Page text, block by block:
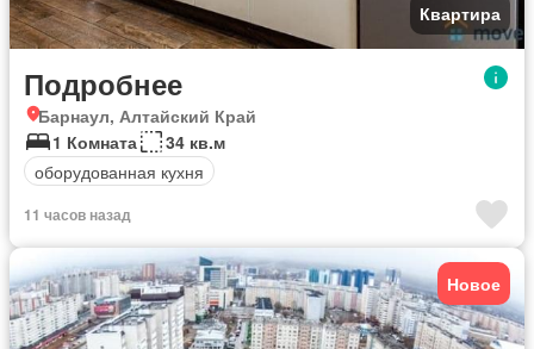
Квартира
Подробнее
Барнаул, Алтайский Край
1 Комната
34 кв.м
оборудованная кухня
11 часов назад
Новое